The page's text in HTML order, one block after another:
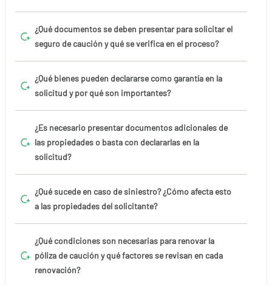
¿Qué documentos se deben presentar para solicitar el
seguro de caución y qué se verifica en el proceso?
¿Qué bienes pueden declararse como garantía en la
solicitud y por qué son importantes?
¿Es necesario presentar documentos adicionales de
las propiedades o basta con declararlas en la
solicitud?
¿Qué sucede en caso de siniestro? ¿Cómo afecta esto
a las propiedades del solicitante?
¿Qué condiciones son necesarias para renovar la
póliza de caución y qué factores se revisan en cada
renovación?